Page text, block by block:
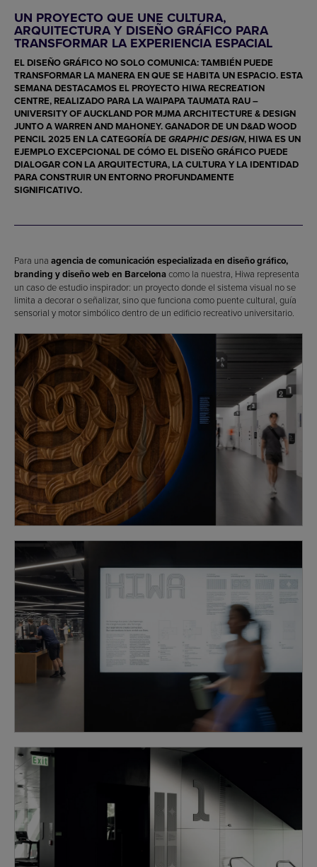
UN PROYECTO QUE UNE CULTURA,
ARQUITECTURA Y DISEÑO GRÁFICO PARA
TRANSFORMAR LA EXPERIENCIA ESPACIAL
EL DISEÑO GRÁFICO NO SOLO COMUNICA: TAMBIÉN PUEDE
TRANSFORMAR LA MANERA EN QUE SE HABITA UN ESPACIO. ESTA
SEMANA DESTACAMOS EL PROYECTO HIWA RECREATION
CENTRE, REALIZADO PARA LAWAIPAPA TAUMATA RAU –
UNIVERSITY OF AUCKLAND POR MJMA ARCHITECTURE & DESIGN
JUNTO AWARREN AND MAHONEY. GANADOR DE UN D&AD WOOD
PENCIL 2025 EN LA CATEGORÍA DE GRAPHIC DESIGN, HIWA ES UN
EJEMPLO EXCEPCIONAL DE CÓMO EL DISEÑO GRÁFICO PUEDE
DIALOGAR CON LA ARQUITECTURA, LA CULTURA Y LA IDENTIDAD
PARA CONSTRUIR UN ENTORNO PROFUNDAMENTE
SIGNIFICATIVO.
Para una agencia de comunicación especializada en diseño gráfico,
branding y diseño web en Barcelonacomo la nuestra, Hiwa representa
un caso de estudio inspirador: un proyecto donde el sistema visual no se
limita a decorar o señalizar, sino que funciona como puente cultural, guía
sensorial y motor simbólico dentro de un edificio recreativo universitario.